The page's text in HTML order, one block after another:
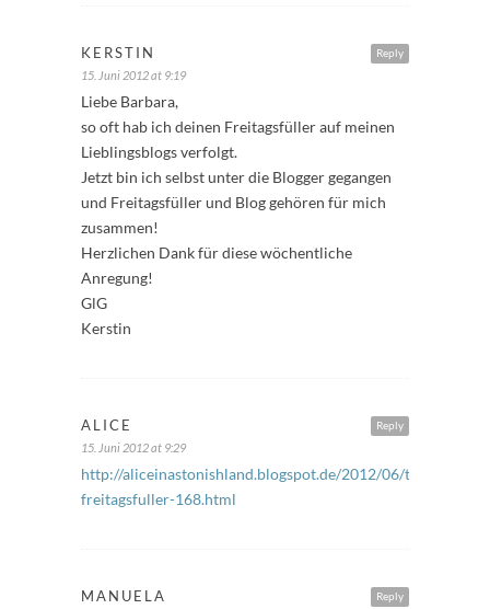
Reply
KERSTIN
15. Juni 2012 at 9:19
Liebe Barbara,
so oft hab ich deinen Freitagsfüller auf meinen
Lieblingsblogs verfolgt.
Jetzt bin ich selbst unter die Blogger gegangen
und Freitagsfüller und Blog gehören für mich
zusammen!
Herzlichen Dank für diese wöchentliche
Anregung!
GlG
Kerstin
Reply
ALICE
15. Juni 2012 at 9:29
http://aliceinastonishland.blogspot.de/2012/06/tgif-
freitagsfuller-168.html
Reply
MANUELA